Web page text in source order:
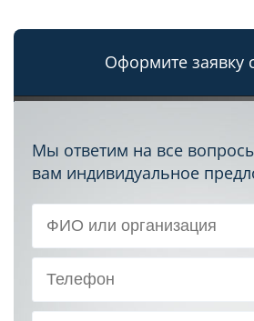
Оформите заявку
Мы ответим на все
вам индивидуальное